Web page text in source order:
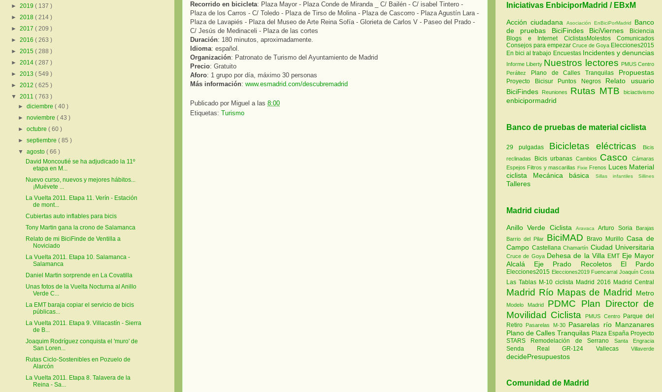
Recorrido en bicicleta: Plaza Mayor - Plaza Conde de Miranda _ C/ Bailén - C/ isabel Tintero -
Plaza de los Carros - C/ Toledo - Plaza de Tirso de Molina - Plaza de Cascorro - Plaza Agustín Lara -
Plaza de Lavapiés - Plaza del Museo de Arte Reina Sofía - Glorieta de Carlos V - Paseo del Prado -
C/ Jesús de Medinaceli - Plaza de las cortes
Duración: 180 minutos, aproximadamente.
Idioma: español.
Organización: Patronato de Turismo del Ayuntamiento de Madrid
Precio: Gratuito
Aforo: 1 grupo por día, máximo 30 personas
Más información: www.esmadrid.com/descubremadrid
Publicado por Miguel a las 8:00
Etiquetas: Turismo
► 2019 ( 137 )
► 2018 ( 214 )
► 2017 ( 209 )
► 2016 ( 263 )
► 2015 ( 288 )
► 2014 ( 287 )
► 2013 ( 549 )
► 2012 ( 625 )
▼ 2011 ( 763 )
►diciembre( 40 )
►noviembre( 43 )
►octubre( 60 )
►septiembre( 85 )
▼agosto( 66 )
David Moncoutié se ha adjudicado la 11º
etapa en M...
Nuevo curso, nuevos y mejores hábitos...
¡Muévete ...
La Vuelta 2011. Etapa 11. Verín - Estación
de mont...
Cubiertas auto inflables para bicis
Tony Martin gana la crono de Salamanca
Relato de mi BiciFinde de Ventilla a
Noviciado
La Vuelta 2011. Etapa 10. Salamanca -
Salamanca
Daniel Martin sorprende en La Covatilla
Unas fotos de la Vuelta Nocturna al Anillo
Verde C...
La EMT baraja copiar el servicio de bicis
públicas...
La Vuelta 2011. Etapa 9. Villacastín - Sierra
de B...
Joaquim Rodríguez conquista el 'muro' de
San Loren...
Rutas Ciclo-Sostenibles en Pozuelo de
Alarcón
La Vuelta 2011. Etapa 8. Talavera de la
Reina - Sa...
Iniciativas EnbiciporMadrid / EBxM
Acción ciudadana Asociación EnBiciPorMadrid
Banco
de pruebas
BiciFindes BiciViernes
Biciencia
Blogs e Internet
CiclistasMolestos
Comunicados
Consejos para empezar Cruce de Goya Elecciones2015
En bici al trabajo Encuestas Incidentes y denuncias
Informe Liberty Nuestros lectores
PMUS Centro
Peráltez
Plano de Calles Tranquilas Propuestas
Proyecto Bicisur Puntos Negros
Relato usuario
BiciFindes
Reuniones Rutas MTB biciactivismo
enbicipormadrid
Banco de pruebas de material ciclista
29 pulgadas Bicicletas eléctricas
Bicis
reclinadas
Bicis urbanas Cambios Casco
Cámaras
Espejos Filtros y mascarillas Fixie Frenos Luces Material
ciclista
Mecánica básica Sillas infantiles Sillines
Talleres
Madrid ciudad
Anillo Verde Ciclista AravacaArturo Soria
Barajas
Barrio del Pilar BiciMAD Bravo MurilloCasa de
Campo Castellana Chamartín Ciudad Universitaria
Cruce de Goya Dehesa de la Villa EMT Eje Mayor
Alcalá Eje Prado Recoletos El Pardo
Elecciones2015 Elecciones2019 Fuencarral Joaquín Costa
Las Tablas M-10 ciclista Madrid 2016 Madrid Central
Madrid Río Mapas de Madrid Metro
Modelo Madrid PDMC Plan Director de
Movilidad Ciclista
PMUS Centro Parque del
Retiro Pasarelas M-30 Pasarelas río Manzanares
Plano de Calles Tranquilas Plaza España Proyecto
STARS Remodelación de Serrano Santa Engracia
Senda Real GR-124 Vallecas Villaverde
decidePresupuestos
Comunidad de Madrid